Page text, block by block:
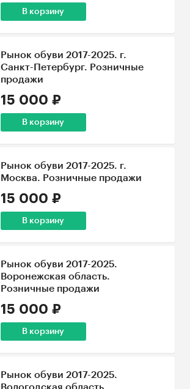
В корзину
Рынок обуви 2017-2025. г.
Санкт-Петербург. Розничные
продажи
15 000 ₽
В корзину
Рынок обуви 2017-2025. г.
Москва. Розничные продажи
15 000 ₽
В корзину
Рынок обуви 2017-2025.
Воронежская область.
Розничные продажи
15 000 ₽
В корзину
Рынок обуви 2017-2025.